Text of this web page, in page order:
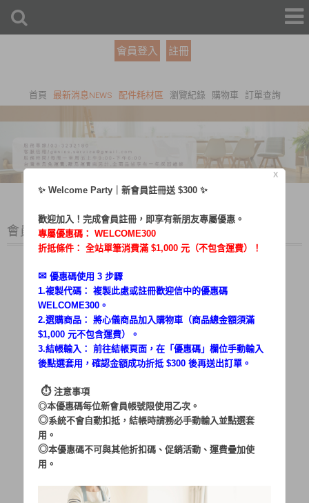
會員登入 註冊
首頁 最新消息NEWS 配件耗材區 瀏覽紀錄 購物車 訂單查詢
會員登入
帳號：
密碼：
X
✨ Welcome Party｜新會員註冊送 $300 ✨
歡迎加入！完成會員註冊，即享有新朋友專屬優惠。
專屬優惠碼： WELCOME300
折抵條件： 全站單筆消費滿 $1,000 元（不包含運費）！
✉︎ 優惠碼使用 3 步驟
1.複製代碼： 複製此處或註冊歡迎信中的優惠碼
WELCOME300。
2.選購商品： 將心儀商品加入購物車（商品總金額須滿
$1,000 元不包含運費）。
3.結帳輸入： 前往結帳頁面，在「優惠碼 」欄位手動輸入
後點選套用，確認金額成功折抵 $300 後再送出訂單。
⏱︎ 注意事項
◎本優惠碼每位新會員帳號限使用乙次。
◎系統不會自動扣抵，結帳時請務必手動輸入並點選套
用。
◎本優惠碼不可與其他折扣碼、促銷活動、運費疊加使
用。